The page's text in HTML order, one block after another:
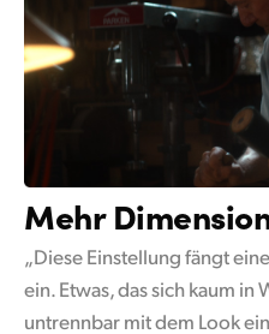
Mehr
„Diese Einstellung fängt
ein. Etwas, das sich kaum in
untrennbar mit dem Look